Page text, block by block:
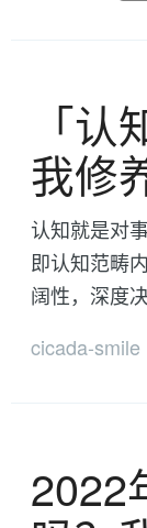
「
我修
认知就是对
即认知范畴
阔性，深度
cicada-smile
2022